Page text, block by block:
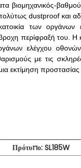
βιομηχανικός-
dustproof και
των οργάνων
περίφραξή του. Η
ελέγχου
με τις
εκτίμηση προστασίας
Πρότυπο: SL185W